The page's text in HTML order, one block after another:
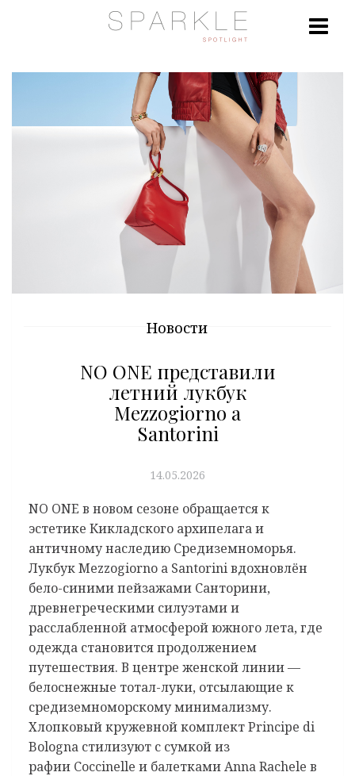
Новости
NO ONE представили
летний лукбук
Mezzogiorno a
Santorini
14.05.2026
NO ONE в новом сезоне обращается к
эстетике Кикладского архипелага и
античному наследию Средиземноморья.
Лукбук Mezzogiorno a Santorini вдохновлён
бело-синими пейзажами Санторини,
древнегреческими силуэтами и
расслабленной атмосферой южного лета, где
одежда становится продолжением
путешествия. В центре женской линии —
белоснежные тотал-луки, отсылающие к
средиземноморскому минимализму.
Хлопковый кружевной комплект Principe di
Bologna стилизуют с сумкой из
рафии Coccinelle и балетками Anna Rachele в